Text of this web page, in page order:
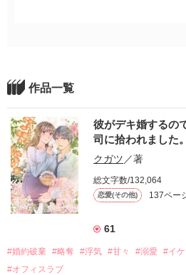
作品一覧
彼がデキ婚するの
司に拾われました。
クガツ ／著
総文字数/132,064
恋愛(その他) 137ペー
61
#婚約破棄 #略奪 #浮気 #甘々 #溺愛 #イ
#オフィスラブ